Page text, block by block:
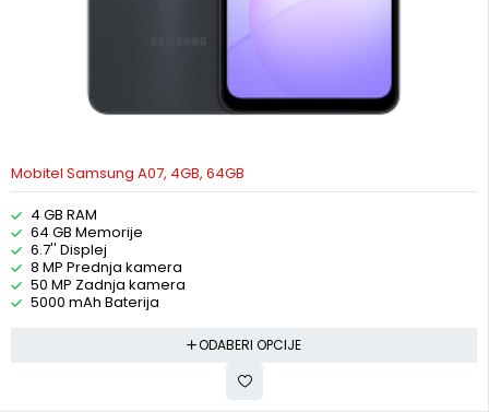
Mobitel Samsung A07, 4GB, 64GB
4 GB RAM
64 GB Memorije
6.7'' Displej
8 MP Prednja kamera
50 MP Zadnja kamera
5000 mAh Baterija
ODABERI OPCIJE